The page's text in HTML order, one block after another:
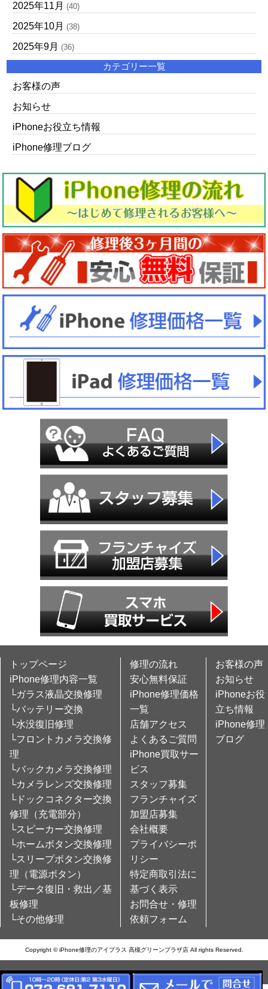
2025年11月 (40)
2025年10月 (38)
2025年9月 (36)
カテゴリー一覧
お客様の声
お知らせ
iPhoneお役立ち情報
iPhone修理ブログ
トップページ
iPhone修理内容一覧
└ガラス液晶交換修理
└バッテリー交換
└水没復旧修理
└フロントカメラ交換修
理
└バックカメラ交換修理
└カメラレンズ交換修理
└ドックコネクター交換
修理（充電部分）
└スピーカー交換修理
└ホームボタン交換修理
└スリープボタン交換修
理（電源ボタン）
└データ復旧・救出／基
板修理
└その他修理
修理の流れ
安心無料保証
iPhone修理価格
一覧
店舗アクセス
よくあるご質問
iPhone買取サー
ビス
スタッフ募集
フランチャイズ
加盟店募集
会社概要
プライバシーポ
リシー
特定商取引法に
基づく表示
お問合せ・修理
依頼フォーム
お客様の声
お知らせ
iPhoneお役
立ち情報
iPhone修理
ブログ
Copyright © iPhone修理のアイプラス 高槻グリーンプラザ店 All rights Reserved.